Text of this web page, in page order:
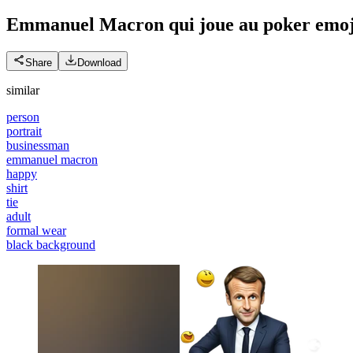
Emmanuel Macron qui joue au poker
Share Download
similar
person
portrait
businessman
emmanuel macron
happy
shirt
tie
adult
formal wear
black background